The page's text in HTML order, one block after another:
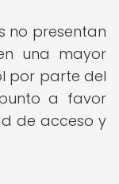
no presentan
una mayor
por parte del
a favor
de acceso y